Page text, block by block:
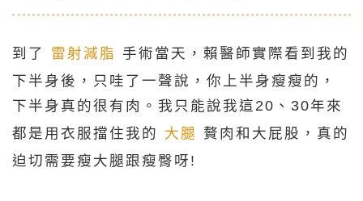
到了 雷射減脂 手術當天，賴醫師實際看到我的
下半身後，只哇了一聲說，你上半身瘦瘦的，
下半身真的很有肉。我只能說我這20、30年來
都是用衣服擋住我的 大腿 贅肉和大屁股，真的
迫切需要瘦大腿跟瘦臀呀!